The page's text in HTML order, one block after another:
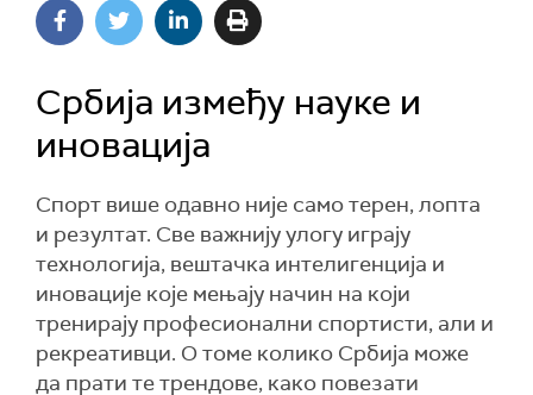
Србија између науке и
иновација
Спорт више одавно није само терен, лопта
и резултат. Све важнију улогу играју
технологија, вештачка интелигенција и
иновације које мењају начин на који
тренирају професионални спортисти, али и
рекреативци. О томе колико Србија може
да прати те трендове, како повезати